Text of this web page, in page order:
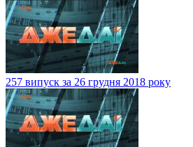
257 випуск за 26 грудня 2018 року